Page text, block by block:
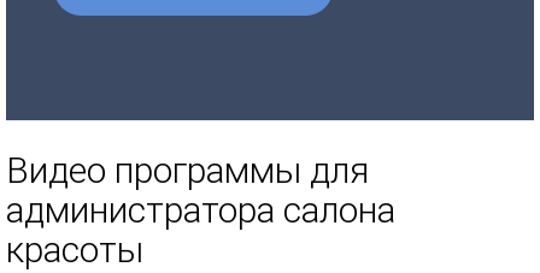
Видео программы для
администратора салона
красоты